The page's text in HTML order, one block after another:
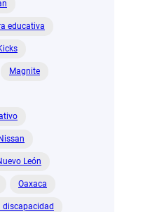
educativa
Magnite
León
Oaxaca
discapacidad